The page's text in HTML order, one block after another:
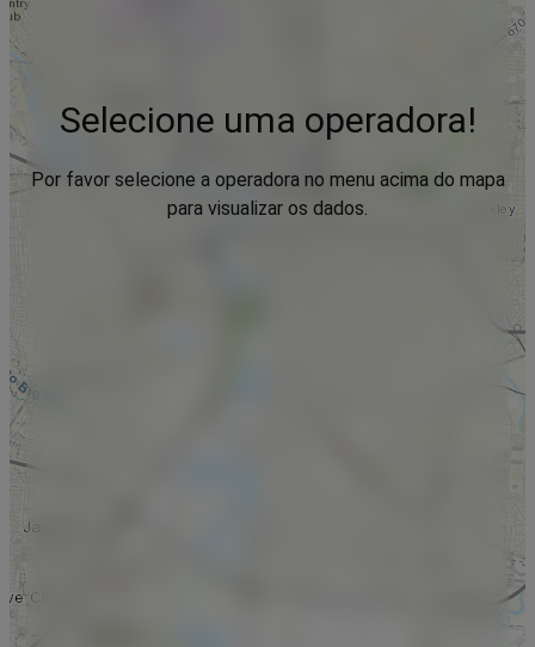
Selecione uma operadora!
Por favor selecione a operadora no menu acima do mapa
para visualizar os dados.